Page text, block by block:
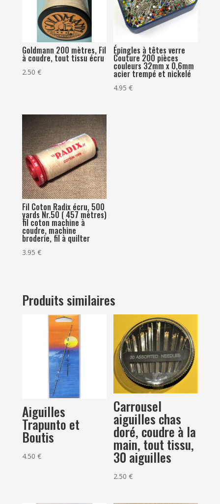
Goldmann 200 mètres, Fil
à coudre, tout tissu écru
2.50 €
Épingles à têtes verre
Couture 200 pièces
couleurs 32mm x 0,6mm
acier trempé et nickelé
4.95€
Fil Coton Radix écru, 500
yards Nr.50 ( 457 mètres)
fil coton machine à
coudre, machine
broderie, fil à quilter
3.95 €
Produits similaires
Aiguilles
Trapunto et
Boutis
4.50 €
Carrousel
aiguilles chas
doré, coudre à la
main, tout tissu,
30 aiguilles
2.50€